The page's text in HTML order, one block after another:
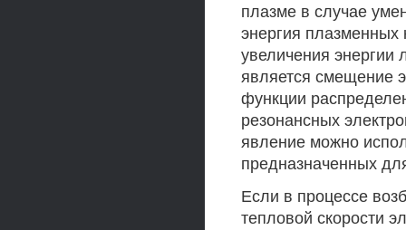
плазме в случае
энергия
увеличения энергии
является смещение
функции
резонансных
явление можно
предназначенных
Если в процессе
тепловой скорости